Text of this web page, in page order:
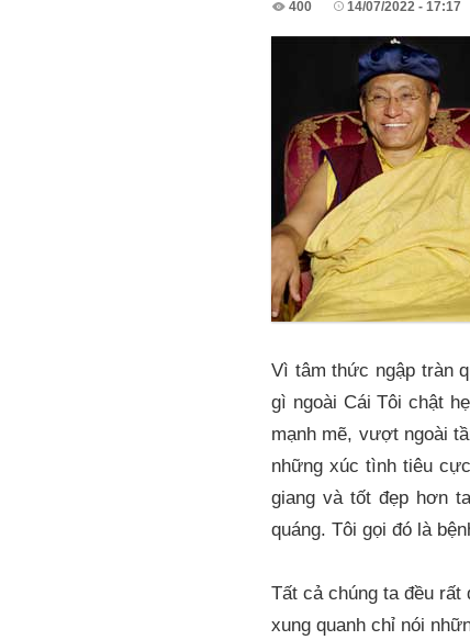
400 14/07/2022 - 17:17
Vì tâm thức ngập tràn
gì ngoài Cái Tôi chật
mạnh mẽ, vượt ngoài
những xúc tình tiêu
giang và tốt đẹp hơn
quáng. Tôi gọi đó là
Tất cả chúng ta đều
xung quanh chỉ nói